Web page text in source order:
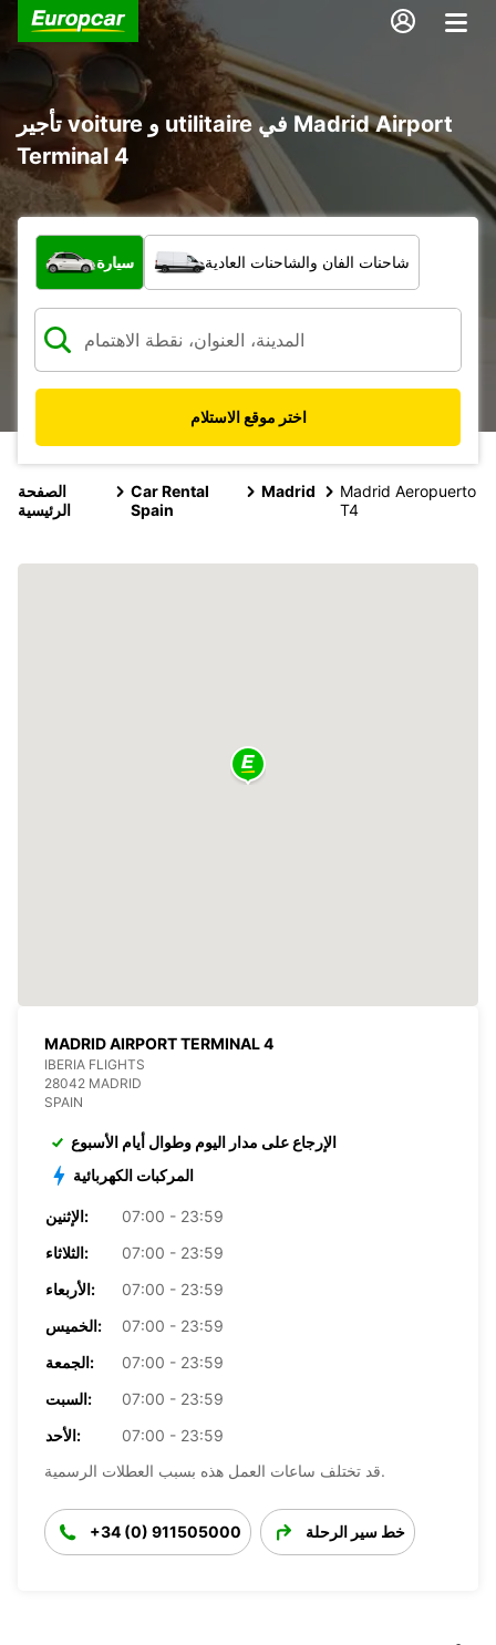
تأجير voiture و utilitaire في Madrid Airport
Terminal 4
ما نوع المركبة؟
سيارة شاحنات الفان والشاحنات العادية
اختر موقع الاستلام
الصفحة
الرئيسية
Car Rental
Spain
Madrid
Madrid Aeropuerto
T4
MADRID AIRPORT TERMINAL 4
IBERIA FLIGHTS
28042 MADRID
SPAIN
الإرجاع على مدار اليوم وطوال أيام الأسبوع
المركبات الكهربائية
الإثنين:
07:00 - 23:59
الثلاثاء:
07:00 - 23:59
الأربعاء:
07:00 - 23:59
الخميس:
07:00 - 23:59
الجمعة:
07:00 - 23:59
السبت:
07:00 - 23:59
الأحد:
07:00 - 23:59
قد تختلف ساعات العمل هذه بسبب العطلات الرسمية.
+34 (0) 911505000 خط سير الرحلة